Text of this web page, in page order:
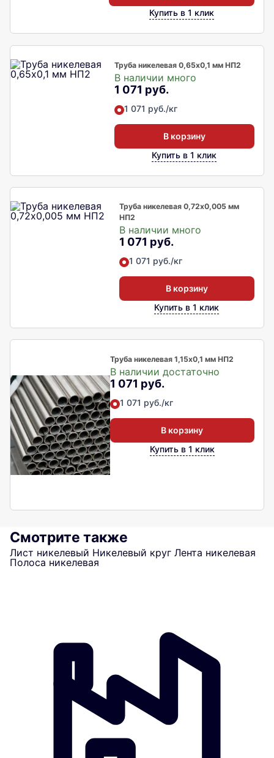
Купить в 1 клик
Труба никелевая 0,65х0,1 мм НП2
В наличии много
1 071 руб.
1 071 руб./кг
В корзину
Купить в 1 клик
Труба никелевая 0,72х0,005 мм
НП2
В наличии много
1 071 руб.
1 071 руб./кг
В корзину
Купить в 1 клик
Труба никелевая 1,15х0,1 мм НП2
В наличии достаточно
1 071 руб.
1 071 руб./кг
В корзину
Купить в 1 клик
Смотрите также
Лист никелевый Никелевый круг Лента никелевая
Полоса никелевая